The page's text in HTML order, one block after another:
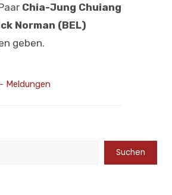
Chia-Jung Chuiang
Norman (BEL)
geben.
Meldungen
Suchen